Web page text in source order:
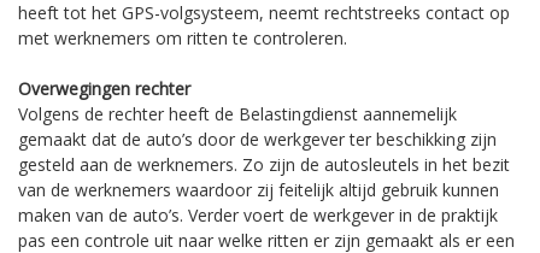
heeft tot het GPS-volgsysteem, neemt rechtstreeks contact op
met werknemers om ritten te controleren.
Overwegingen rechter
Volgens de rechter heeft de Belastingdienst aannemelijk
gemaakt dat de auto’s door de werkgever ter beschikking zijn
gesteld aan de werknemers. Zo zijn de autosleutels in het bezit
van de werknemers waardoor zij feitelijk altijd gebruik kunnen
maken van de auto’s. Verder voert de werkgever in de praktijk
pas een controle uit naar welke ritten er zijn gemaakt als er een